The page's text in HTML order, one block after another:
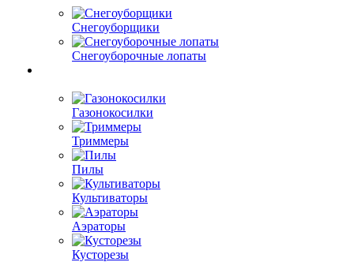
Снегоуборщики
Снегоуборочные лопаты
Газонокосилки
Триммеры
Пилы
Культиваторы
Аэраторы
Кусторезы